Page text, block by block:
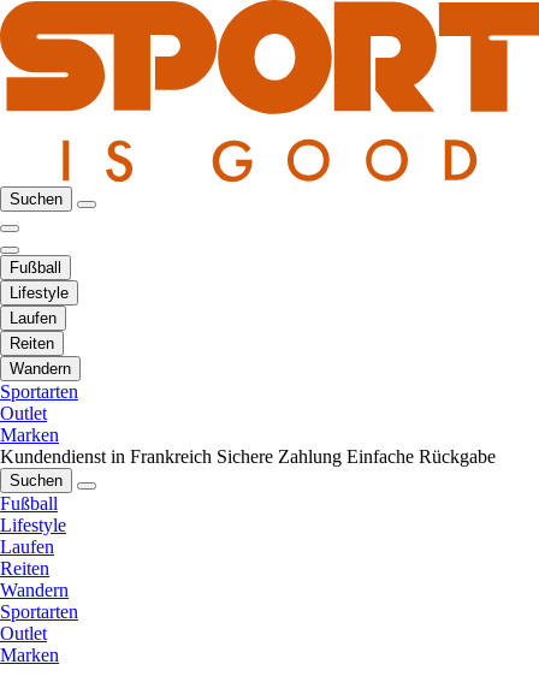
Suchen
Fußball
Lifestyle
Laufen
Reiten
Wandern
Sportarten
Outlet
Marken
Kundendienst in Frankreich Sichere Zahlung Einfache Rückgabe
Suchen
Fußball
Lifestyle
Laufen
Reiten
Wandern
Sportarten
Outlet
Marken